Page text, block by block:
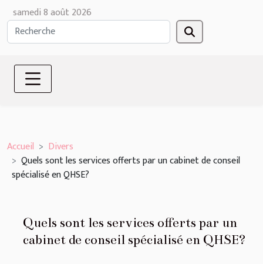
samedi 8 août 2026
Accueil
Divers
Quels sont les services offerts par un cabinet de conseil
spécialisé en QHSE?
Quels sont les services offerts par un
cabinet de conseil spécialisé en QHSE?